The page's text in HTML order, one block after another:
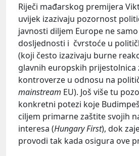
Riječi mađarskog premijera
uvijek izazivaju pozornost
javnosti diljem Europe ne
dosljednosti i čvrstoće u
(koji često izazivaju burne
glavnih europskih prijestolnica
kontroverze u odnosu na
mainstream EU). Još više tu
konkretni potezi koje
ciljem primarne zaštite svojih
interesa (Hungary First), dok
provodi tak kada osigura ove